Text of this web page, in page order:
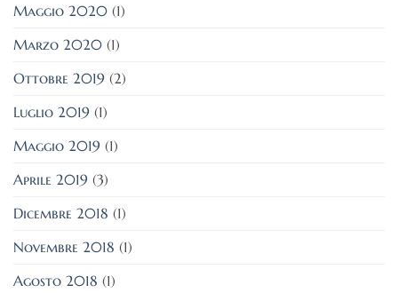
Maggio 2020 (1)
Marzo 2020 (1)
Ottobre 2019 (2)
Luglio 2019 (1)
Maggio 2019 (1)
Aprile 2019 (3)
Dicembre 2018 (1)
Novembre 2018 (1)
Agosto 2018 (1)